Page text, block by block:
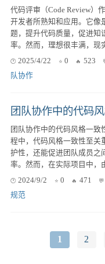
代码评审（Code Review）
开发者所熟知和应用。它像
题，提升代码质量，促进知
率。然而，理想很丰满，现
2025/4/22
0 523
队协作
团队协作中的代码风格一致性：
程中，代码风格一致性至关
护性，还能促进团队成员之
率。然而，在实际项目中，
2024/9/2
0 471
规范
1 2